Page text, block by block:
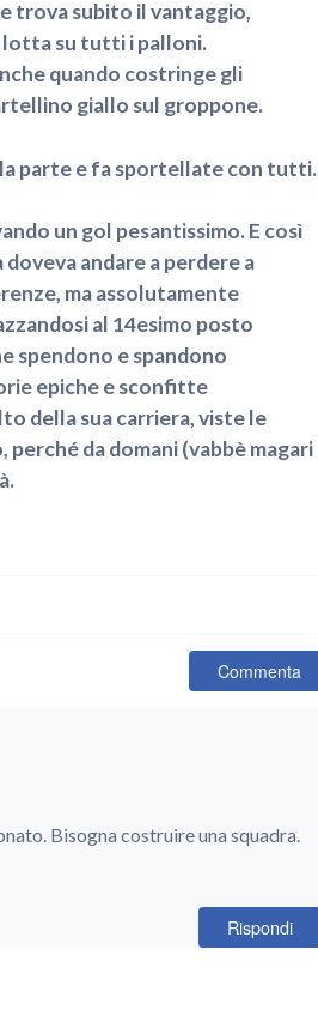
trova subito il vantaggio,
lotta su tutti i palloni.
quando costringe gli
giallo sul groppone.
parte e fa sportellate con tutti.
un gol pesantissimo. E così
andare a perdere a
ma assolutamente
al 14esimo posto
spendono e spandono
epiche e sconfitte
della sua carriera, viste le
da domani (vabbè magari
Commenta
Bisogna costruire una squadra.
Rispondi